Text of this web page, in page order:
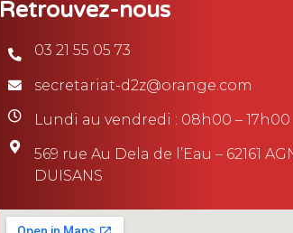
Retrouvez-nous
03 21 55 05 73
secretariat-d2z@orange.com
Lundi au vendredi : 08h00 – 17h00
569 rue Au Dela de l’Eau – 62161
DUISANS